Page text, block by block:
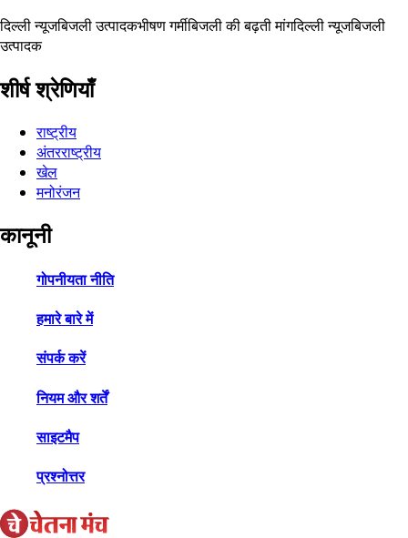
दिल्ली न्यूजबिजली उत्पादकभीषण गर्मीबिजली की बढ़ती मांगदिल्ली न्यूजबिजली
उत्पादक
शीर्ष श्रेणियाँ
राष्ट्रीय
अंतरराष्ट्रीय
खेल
मनोरंजन
कानूनी
गोपनीयता नीति
हमारे बारे में
संपर्क करें
नियम और शर्तें
साइटमैप
प्रश्नोत्तर